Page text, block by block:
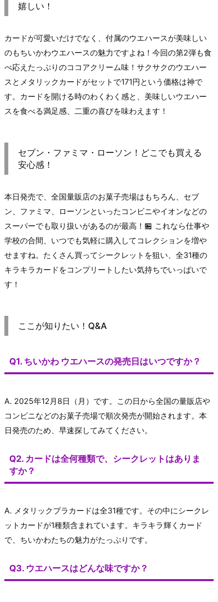
嬉しい！
カードが可愛いだけでなく、付属のウエハースが美味しい
のもちいかわウエハースの魅力ですよね！今回の第2弾も食
べ応えたっぷりのココアクリーム味！サクサクのウエハー
スとメタリックカードがセットで171円という価格は神で
す。カードを開ける時のわくわく感と、美味しいウエハー
スを食べる満足感、二重の喜びを味わえます！
セブン・ファミマ・ローソン！どこでも買える
安心感！
本日発売で、全国量販店のお菓子売場はもちろん、セブ
ン、ファミマ、ローソンといったコンビニやイオンなどの
スーパーでも取り扱いがあるのが最高！🏪 これなら仕事や
学校の合間、いつでも気軽に購入してコレクションを増や
せますね。たくさん買ってシークレットを狙い、全31種の
キラキラカードをコンプリートしたい気持ちでいっぱいで
す！
ここが知りたい！Q&A
Q1. ちいかわ ウエハースの発売日はいつですか？
A. 2025年12月8日（月）です。この日から全国の量販店や
コンビニなどのお菓子売場で順次発売が開始されます。本
日発売のため、早速探してみてください。
Q2. カードは全何種類で、シークレットはありま
すか？
A. メタリックプラカードは全31種です。その中にシークレ
ットカードが1種類含まれています。キラキラ輝くカード
で、ちいかわたちの魅力がたっぷりです。
Q3. ウエハースはどんな味ですか？